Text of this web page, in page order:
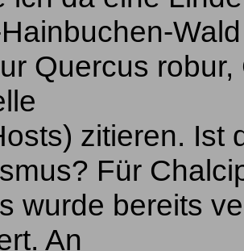
Wald
Quercus
zitieren. Ist
Für
wurde bereits
An